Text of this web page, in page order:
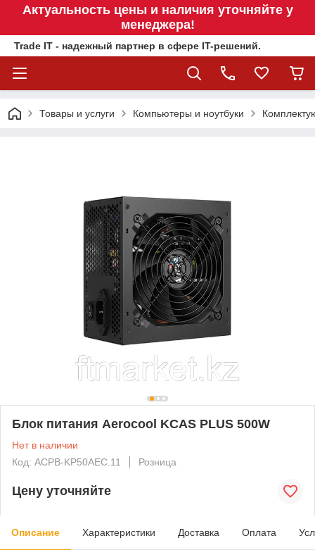
Актуальность цены и наличия уточняйте у
менеджера!
Trade IT - надежный партнер в сфере IT-решений.
Товары и услуги Компьютеры и ноутбуки
Блок питания Aerocool KCAS PLUS 500W
Нет в наличии
Код: ACPB-KP50AEC.11
Розница
Цену уточняйте
Описание Характеристики Доставка Оплата